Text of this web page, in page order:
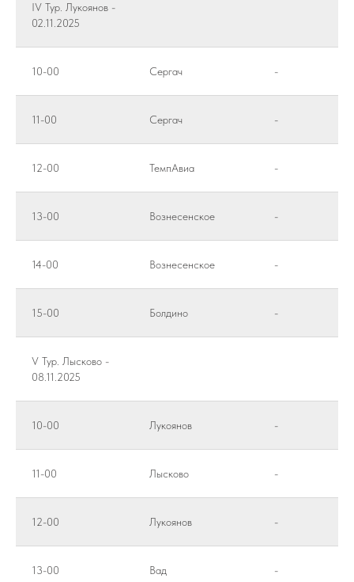
IV Тур. Лукоянов -
02.11.2025
10-00 Сергач -
11-00 Сергач -
12-00 ТемпАвиа -
13-00 Вознесенское -
14-00 Вознесенское -
15-00 Болдино -
V Тур. Лысково -
08.11.2025
10-00 Лукоянов -
11-00 Лысково -
12-00 Лукоянов -
13-00 Вад -